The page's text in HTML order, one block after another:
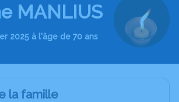
MANLIUS
2025 à l'âge de 70 ans
la famille